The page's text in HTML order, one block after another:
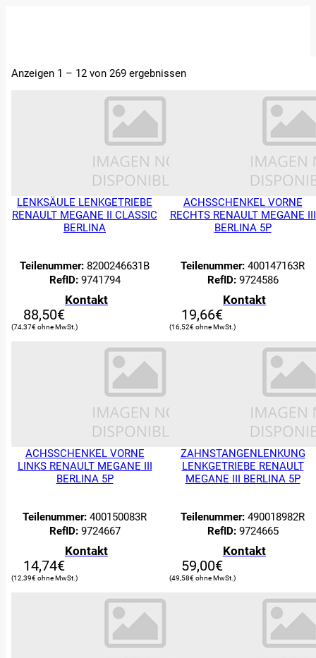
STARTSEITE
ERSATZTEILE
FAHRZEUGE
ÜBER UNS
ABTRETUNGEN
BEWERTUNGEN
KONTAKT
Es befinden
sich keine
Warenkorb.
Suche:
ERSATZTEILE
Anzeigen 1 – 12 von 269 ergebnissen
LENKSÄULE LENKGETRIEBE
RENAULT MEGANE II CLASSIC
BERLINA
Teilenummer: 8200246631B
RefID:9741794
Kontakt
88,50€
74,37€
ACHSSCHENKEL VORNE
RECHTS RENAULT MEGANE III
BERLINA 5P
Teilenummer: 400147163R
RefID:9724586
Kontakt
19,66€
16,52€
ACHSSCHENKEL VORNE
LINKS RENAULT MEGANE III
BERLINA 5P
Teilenummer: 400150083R
RefID:9724667
Kontakt
14,74€
12,39€
ZAHNSTANGENLENKUNG
LENKGETRIEBE RENAULT
MEGANE III BERLINA 5P
Teilenummer: 490018982R
RefID:9724665
Kontakt
59,00€
49,58€